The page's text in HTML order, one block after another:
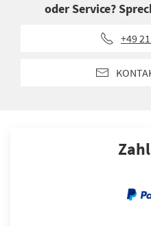
oder Service?
+49